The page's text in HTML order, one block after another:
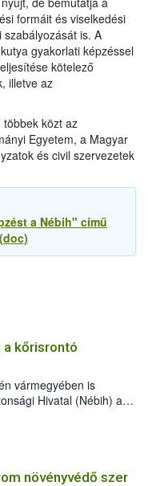
formáit és viselkedési
is. A
gyakorlati képzéssel
kötelező
illetve az
közt az
Egyetem, a Magyar
és civil szervezetek
a Nébih" című
a kőrisrontó
vármegyében is
Hivatal (Nébih) a
jelenlétét. A
meg, de már fertőzött
a szlovák
megállítása érdekében.
növényvédő szer